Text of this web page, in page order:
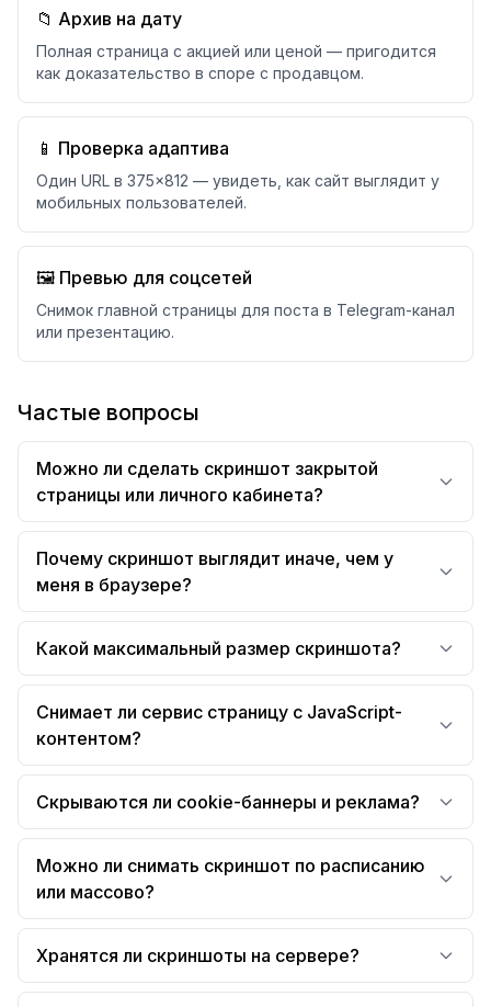
📁 Архив на дату
Полная страница с акцией или ценой — пригодится
как доказательство в споре с продавцом.
📱 Проверка адаптива
Один URL в 375×812 — увидеть, как сайт выглядит у
мобильных пользователей.
🖼️ Превью для соцсетей
Снимок главной страницы для поста в Telegram-канал
или презентацию.
Частые вопросы
Можно ли сделать скриншот закрытой
страницы или личного кабинета?
Почему скриншот выглядит иначе, чем у
меня в браузере?
Какой максимальный размер скриншота?
Снимает ли сервис страницу с JavaScript-
контентом?
Скрываются ли cookie-баннеры и реклама?
Можно ли снимать скриншот по расписанию
или массово?
Хранятся ли скриншоты на сервере?